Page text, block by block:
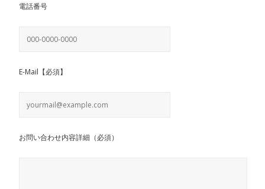
電話番号
E-Mail【必須】
お問い合わせ内容詳細（必須）